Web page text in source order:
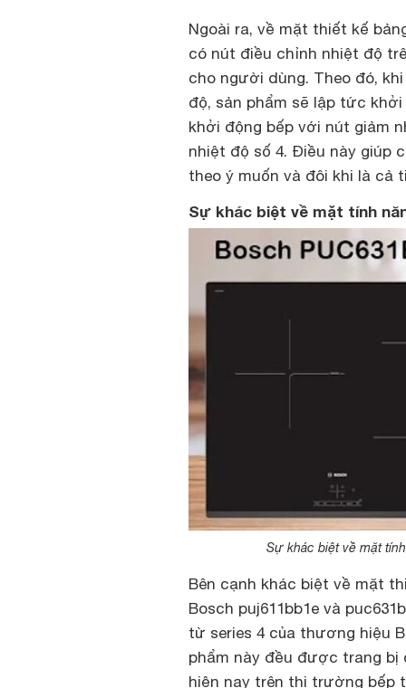
Ngoài ra, về mặt thiết kế
có nút điều chỉnh nhiệt độ
cho người dùng. Theo đó,
độ, sản phẩm sẽ lập tức
khởi động bếp với nút giảm
nhiệt độ số 4. Điều này giúp
theo ý muốn và đôi khi là cả
Sự khác biệt về mặt tính
Sự khác biệt về mặt
Bên cạnh khác biệt về mặt
Bosch puj611bb1e và
từ series 4 của thương hiệu
phẩm này đều được trang
hiện nay trên thị trường bếp